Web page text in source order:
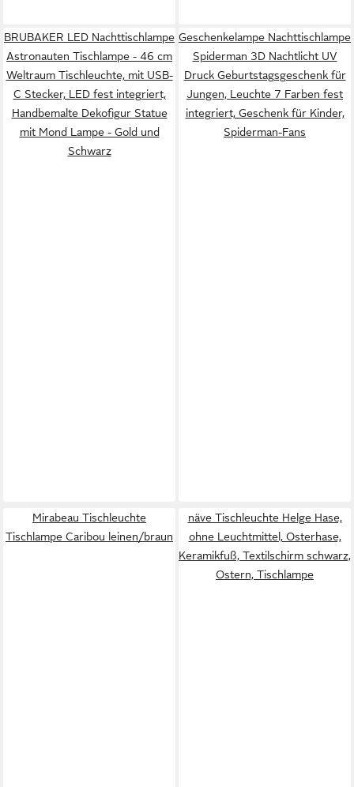
BRUBAKER LED Nachttischlampe
Astronauten Tischlampe - 46 cm
Weltraum Tischleuchte, mit USB-
C Stecker, LED fest integriert,
Handbemalte Dekofigur Statue
mit Mond Lampe - Gold und
Schwarz
Geschenkelampe Nachttischlampe
Spiderman 3D Nachtlicht UV
Druck Geburtstagsgeschenk für
Jungen, Leuchte 7 Farben fest
integriert, Geschenk für Kinder,
Spiderman-Fans
Mirabeau Tischleuchte
Tischlampe Caribou leinen/braun
näve Tischleuchte Helge Hase,
ohne Leuchtmittel, Osterhase,
Keramikfuß, Textilschirm schwarz,
Ostern, Tischlampe